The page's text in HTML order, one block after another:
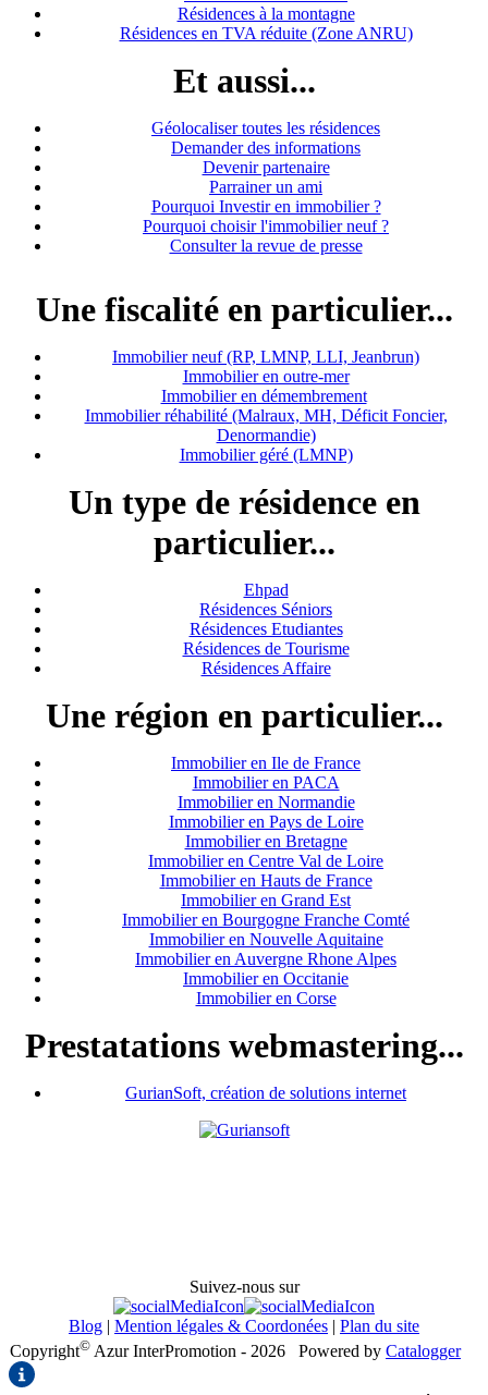
Résidences à la montagne
Résidences en TVA réduite (Zone ANRU)
Et aussi...
Géolocaliser toutes les résidences
Demander des informations
Devenir partenaire
Parrainer un ami
Pourquoi Investir en immobilier ?
Pourquoi choisir l'immobilier neuf ?
Consulter la revue de presse
Une fiscalité en particulier...
Immobilier neuf (RP, LMNP, LLI, Jeanbrun)
Immobilier en outre-mer
Immobilier en démembrement
Immobilier réhabilité (Malraux, MH, Déficit Foncier,
Denormandie)
Immobilier géré (LMNP)
Un type de résidence en
particulier...
Ehpad
Résidences Séniors
Résidences Etudiantes
Résidences de Tourisme
Résidences Affaire
Une région en particulier...
Immobilier en Ile de France
Immobilier en PACA
Immobilier en Normandie
Immobilier en Pays de Loire
Immobilier en Bretagne
Immobilier en Centre Val de Loire
Immobilier en Hauts de France
Immobilier en Grand Est
Immobilier en Bourgogne Franche Comté
Immobilier en Nouvelle Aquitaine
Immobilier en Auvergne Rhone Alpes
Immobilier en Occitanie
Immobilier en Corse
Prestatations webmastering...
GurianSoft, création de solutions internet
Suivez-nous sur
Blog | Mention légales & Coordonées | Plan du site
Copyright© Azur InterPromotion - 2026 Powered by Catalogger